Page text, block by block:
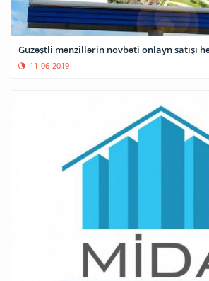
Güzəştli mənzillərin növbəti onlayn satışı
11-06-2019